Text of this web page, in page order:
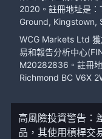
2020。註冊地址是
Ground, Kingstown,
WCG Markets Ltd
易和報告分析中心
M20282836。註冊
Richmond BC V6X
高風險投資警告：
品，其使用槓桿交